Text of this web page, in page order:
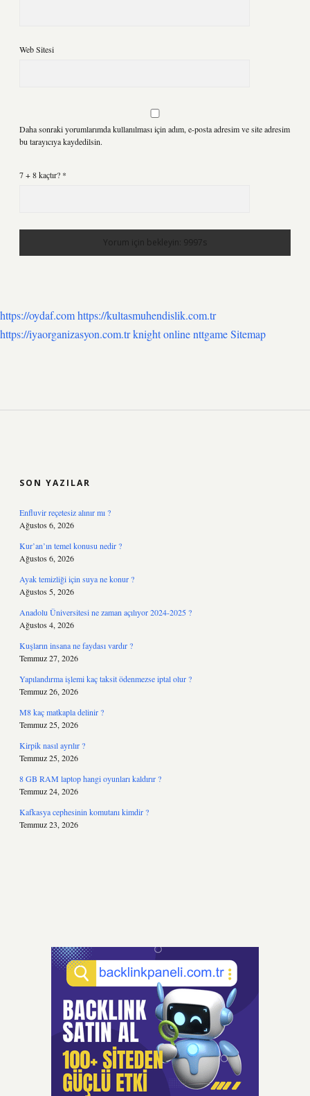
Web Sitesi
Daha sonraki yorumlarımda kullanılması için adım, e-posta adresim ve site adresim
bu tarayıcıya kaydedilsin.
7 + 8 kaçtır? *
https://oydaf.comhttps://kultasmuhendislik.com.tr
https://iyaorganizasyon.com.trknight onlinenttgameSitemap
SON YAZILAR
Enfluvir reçetesiz alınır mı ?
Ağustos 6, 2026
Kur’an’ın temel konusu nedir ?
Ağustos 6, 2026
Ayak temizliği için suya ne konur ?
Ağustos 5, 2026
Anadolu Üniversitesi ne zaman açılıyor 2024-2025 ?
Ağustos 4, 2026
Kuşların insana ne faydası vardır ?
Temmuz 27, 2026
Yapılandırma işlemi kaç taksit ödenmezse iptal olur ?
Temmuz 26, 2026
M8 kaç matkapla delinir ?
Temmuz 25, 2026
Kirpik nasıl ayrılır ?
Temmuz 25, 2026
8 GB RAM laptop hangi oyunları kaldırır ?
Temmuz 24, 2026
Kafkasya cephesinin komutanı kimdir ?
Temmuz 23, 2026